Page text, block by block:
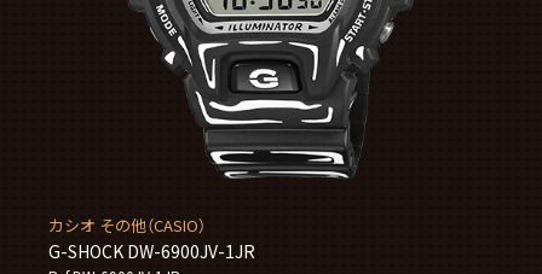
カシオ その他（CASIO）
G-SHOCK DW-6900JV-1JR